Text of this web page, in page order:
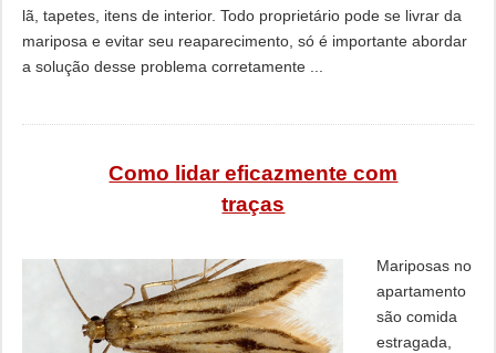
lã, tapetes, itens de interior. Todo proprietário pode se livrar da
mariposa e evitar seu reaparecimento, só é importante abordar
a solução desse problema corretamente ...
Como lidar eficazmente com
traças
Mariposas no
apartamento
são comida
estragada,